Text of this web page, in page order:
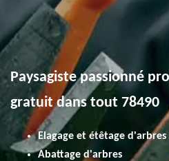
Paysagiste passionné
gratuit dans tout 78490
Elagage et étêtage d'arbres
Abattage d'arbres